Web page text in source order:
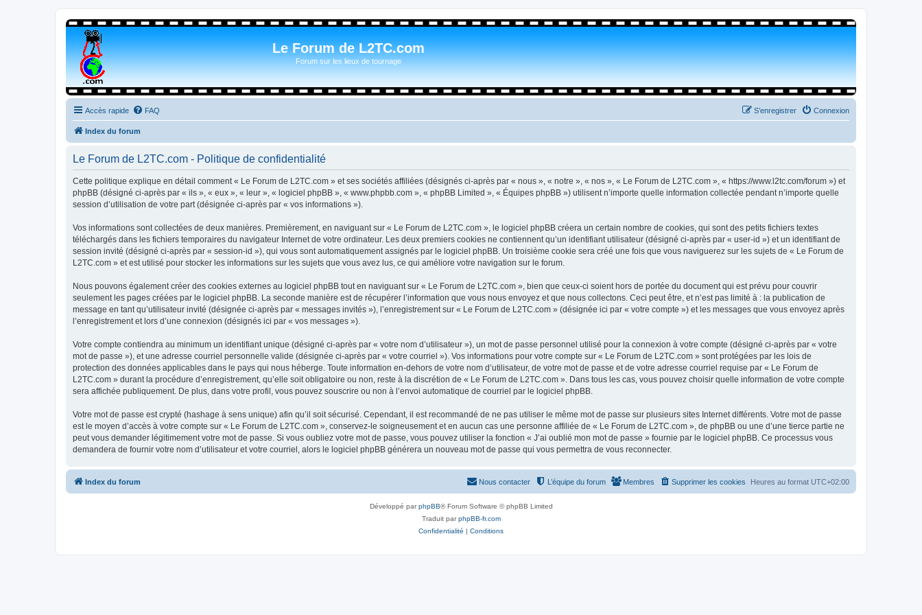
Le Forum de L2TC.com
Forum sur les lieux de tournage
Accès rapide FAQ Connexion
S’enregistrer
Index du forum
Le Forum de L2TC.com - Politique de confidentialité
Cette politique explique en détail comment « Le Forum de L2TC.com » et ses sociétés affiliées (désignés ci-après par « nous », « notre », « nos », « Le Forum de L2TC.com », « https://www.l2tc.com/forum ») et
phpBB (désigné ci-après par « ils », « eux », « leur », « logiciel phpBB », « www.phpbb.com », « phpBB Limited », « Équipes phpBB ») utilisent n’importe quelle information collectée pendant n’importe quelle
session d’utilisation de votre part (désignée ci-après par « vos informations »).
Vos informations sont collectées de deux manières. Premièrement, en naviguant sur « Le Forum de L2TC.com », le logiciel phpBB créera un certain nombre de cookies, qui sont des petits fichiers textes
téléchargés dans les fichiers temporaires du navigateur Internet de votre ordinateur. Les deux premiers cookies ne contiennent qu’un identifiant utilisateur (désigné ci-après par « user-id ») et un identifiant de
session invité (désigné ci-après par « session-id »), qui vous sont automatiquement assignés par le logiciel phpBB. Un troisième cookie sera créé une fois que vous naviguerez sur les sujets de « Le Forum de
L2TC.com » et est utilisé pour stocker les informations sur les sujets que vous avez lus, ce qui améliore votre navigation sur le forum.
Nous pouvons également créer des cookies externes au logiciel phpBB tout en naviguant sur « Le Forum de L2TC.com », bien que ceux-ci soient hors de portée du document qui est prévu pour couvrir
seulement les pages créées par le logiciel phpBB. La seconde manière est de récupérer l’information que vous nous envoyez et que nous collectons. Ceci peut être, et n’est pas limité à : la publication de
message en tant qu’utilisateur invité (désignée ci-après par « messages invités »), l’enregistrement sur « Le Forum de L2TC.com » (désignée ici par « votre compte ») et les messages que vous envoyez après
l’enregistrement et lors d’une connexion (désignés ici par « vos messages »).
Votre compte contiendra au minimum un identifiant unique (désigné ci-après par « votre nom d’utilisateur »), un mot de passe personnel utilisé pour la connexion à votre compte (désigné ci-après par « votre
mot de passe »), et une adresse courriel personnelle valide (désignée ci-après par « votre courriel »). Vos informations pour votre compte sur « Le Forum de L2TC.com » sont protégées par les lois de
protection des données applicables dans le pays qui nous héberge. Toute information en-dehors de votre nom d’utilisateur, de votre mot de passe et de votre adresse courriel requise par « Le Forum de
L2TC.com » durant la procédure d’enregistrement, qu’elle soit obligatoire ou non, reste à la discrétion de « Le Forum de L2TC.com ». Dans tous les cas, vous pouvez choisir quelle information de votre compte
sera affichée publiquement. De plus, dans votre profil, vous pouvez souscrire ou non à l’envoi automatique de courriel par le logiciel phpBB.
Votre mot de passe est crypté (hashage à sens unique) afin qu’il soit sécurisé. Cependant, il est recommandé de ne pas utiliser le même mot de passe sur plusieurs sites Internet différents. Votre mot de passe
est le moyen d’accès à votre compte sur « Le Forum de L2TC.com », conservez-le soigneusement et en aucun cas une personne affiliée de « Le Forum de L2TC.com », de phpBB ou une d’une tierce partie ne
peut vous demander légitimement votre mot de passe. Si vous oubliez votre mot de passe, vous pouvez utiliser la fonction « J’ai oublié mon mot de passe » fournie par le logiciel phpBB. Ce processus vous
demandera de fournir votre nom d’utilisateur et votre courriel, alors le logiciel phpBB générera un nouveau mot de passe qui vous permettra de vous reconnecter.
Index du forum Heures au format UTC+02:00
Supprimer les cookies
Membres
L’équipe du forum
Nous contacter
Développé parphpBB® Forum Software © phpBB Limited
Traduit parphpBB-fr.com
Confidentialité | Conditions